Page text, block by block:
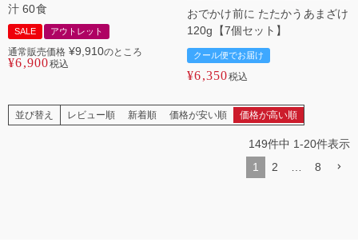
汁 60食
SALE アウトレット
通常販売価格 ¥9,910のところ
¥6,900税込
おでかけ前に たたかうあまざけ
120g【7個セット】
クール便でお届け
¥6,350税込
並び替え レビュー順 新着順 価格が安い順 価格が高い順
149件中 1-20件表示
1
2 … 8